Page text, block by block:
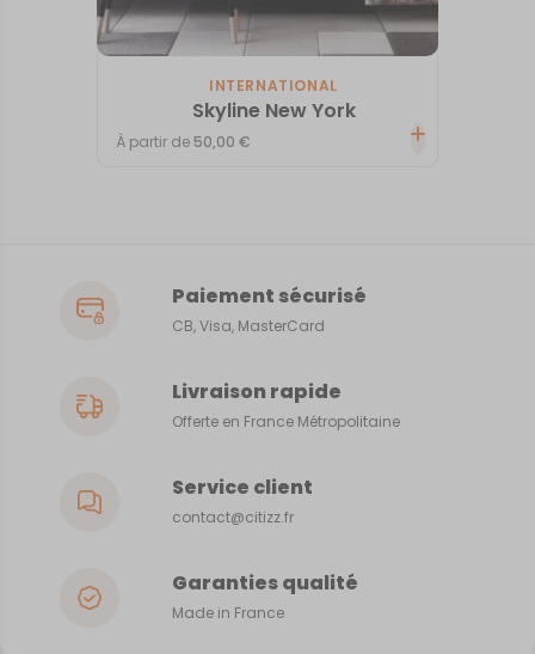
INTERNATIONAL
Skyline New York
À partir de 50,00€
Paiement sécurisé
CB, Visa, MasterCard
Livraison rapide
Offerte en France Métropolitaine
Service client
contact@citizz.fr
Garanties qualité
Made in France